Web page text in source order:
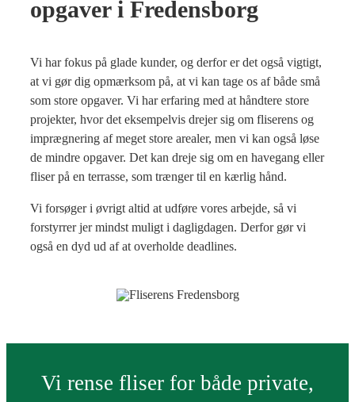
opgaver i Fredensborg
Vi har fokus på glade kunder, og derfor er det også vigtigt,
at vi gør dig opmærksom på, at vi kan tage os af både små
som store opgaver. Vi har erfaring med at håndtere store
projekter, hvor det eksempelvis drejer sig om fliserens og
imprægnering af meget store arealer, men vi kan også løse
de mindre opgaver. Det kan dreje sig om en havegang eller
fliser på en terrasse, som trænger til en kærlig hånd.
Vi forsøger i øvrigt altid at udføre vores arbejde, så vi
forstyrrer jer mindst muligt i dagligdagen. Derfor gør vi
også en dyd ud af at overholde deadlines.
Vi rense fliser for både private,